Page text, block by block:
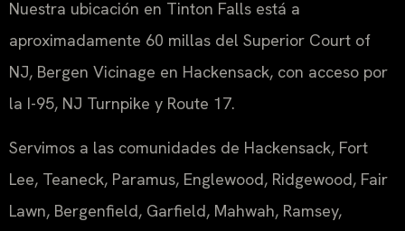
Nuestra ubicación en Tinton Falls está a
aproximadamente 60 millas del Superior Court of
NJ, Bergen Vicinage en Hackensack, con acceso por
la I-95, NJ Turnpike y Route 17.
Servimos a las comunidades de Hackensack, Fort
Lee, Teaneck, Paramus, Englewood, Ridgewood, Fair
Lawn, Bergenfield, Garfield, Mahwah, Ramsey,